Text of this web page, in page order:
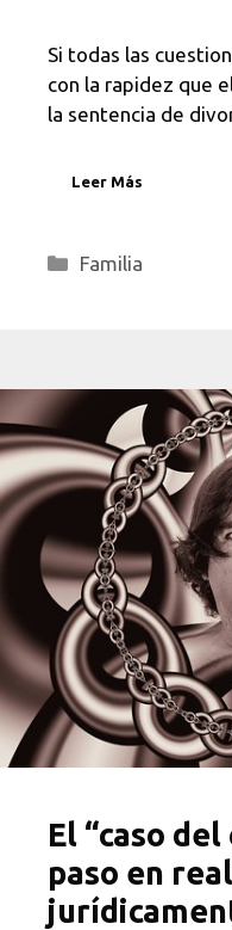
Si todas las
con la rapidez que
la sentencia de
Leer Más
Categorías
Familia
El “caso
paso en